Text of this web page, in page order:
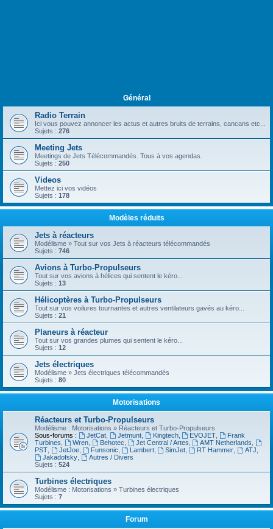
Général
Radio Terrain
Ici vous pouvez annoncer les actus et autres bruits de terrains, cancans etc...
Sujets : 276
Meeting Jets
Meetings de Jets Télécommandés. Tous à vos agendas.
Sujets : 250
Videos
Mettez ici vos vidéos
Sujets : 178
Modèles réduits
Jets à réacteurs
Modélisme » Tout sur vos Jets à réacteurs télécommandés
Sujets : 746
Avions à Turbo-Propulseurs
Tout sur vos avions à hélices qui sentent le kéro...
Sujets : 13
Hélicoptères à Turbo-Propulseurs
Tout sur vos voilures tournantes et autres ventilateurs gavés au kéro...
Sujets : 21
Planeurs à réacteur
Tout sur vos grandes plumes qui sentent le kéro...
Sujets : 12
Jets électriques
Modélisme » Jets électriques télécommandés
Sujets : 80
Motorisations
Réacteurs et Turbo-Propulseurs
Modélisme : Motorisations » Réacteurs et Turbo-Propulseurs
Sous-forums :
JetCat, Jetmunt, Kingtech, EVOJET
Frank
Turbines
Wren, Behotec Jet Central / Artes AMT Netherlands
PST
JetJoe, Funsonic Lambert, SimJet RT Hammer ATJ
Jakadofsky,
Autres / Divers
Sujets : 524
Turbines électriques
Modélisme : Motorisations » Turbines électriques
Sujets : 7
Forum